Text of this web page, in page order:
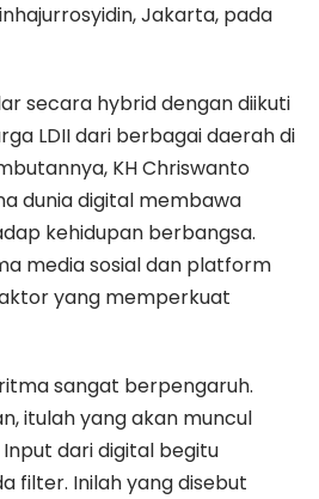
Jakarta, pada
secara hybrid dengan diikuti
LDII dari berbagai daerah di
KH Chriswanto
dunia digital membawa
kehidupan berbangsa.
media sosial dan platform
yang memperkuat
sangat berpengaruh.
itulah yang akan muncul
dari digital begitu
filter. Inilah yang disebut